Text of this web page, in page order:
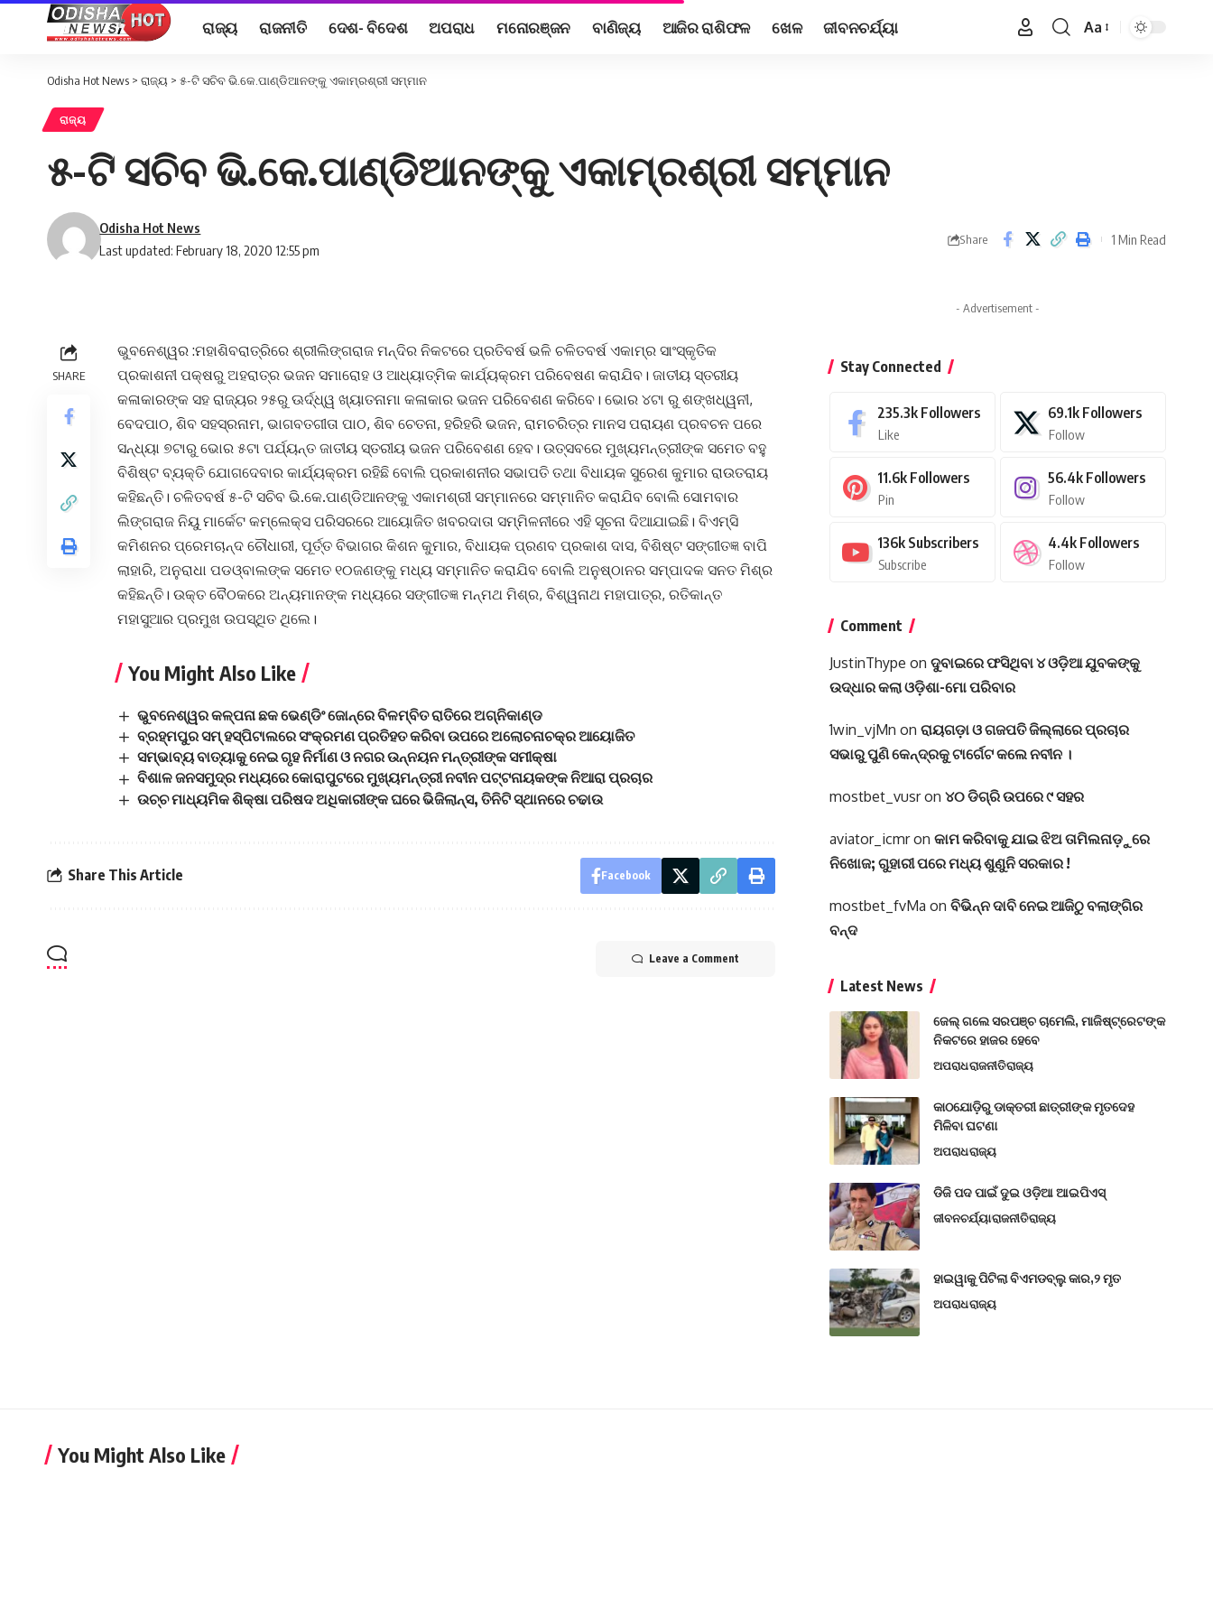
ରାଜ୍ୟ ରାଜନୀତି ଦେଶ- ବିଦେଶ ଅପରାଧ ମନୋରଞ୍ଜନ ବାଣିଜ୍ୟ ଆଜିର ରାଶିଫଳ ଖେଳ ଜୀବନଚର୍ଯ୍ୟା
Font
Aa
Odisha Hot News > ରାଜ୍ୟ > ୫-ଟି ସଚିବ ଭି.କେ.ପାଣ୍ଡିଆନଙ୍କୁ ଏକାମ୍ରଶ୍ରୀ ସମ୍ମାନ
ରାଜ୍ୟ
୫-ଟି ସଚିବ ଭି.କେ.ପାଣ୍ଡିଆନଙ୍କୁ ଏକାମ୍ରଶ୍ରୀ ସମ୍ମାନ
Last updated: February 18, 2020 12:55 pm
Odisha Hot News
Share 1 Min Read
SHARE
ଭୁବନେଶ୍ୱର :ମହାଶିବରାତ୍ରିରେ ଶ୍ରୀଲିଙ୍ଗରାଜ ମନ୍ଦିର ନିକଟରେ ପ୍ରତିବର୍ଷ ଭଳି ଚଳିତବର୍ଷ ଏକାମ୍ର ସାଂସ୍କୃତିକ
ପ୍ରକାଶନୀ ପକ୍ଷରୁ ଅହରାତ୍ର ଭଜନ ସମାରୋହ ଓ ଆଧ୍ୟାତ୍ମିକ କାର୍ଯ୍ୟକ୍ରମ ପରିବେଷଣ କରାଯିବ। ଜାତୀୟ ସ୍ତରୀୟ
କଳାକାରଙ୍କ ସହ ରାଜ୍ୟର ୨୫ରୁ ଊର୍ଦ୍ଧ୍ୱ ଖ୍ୟାତନାମା କଳାକାର ଭଜନ ପରିବେଶଣ କରିବେ। ଭୋର ୪ଟା ରୁ ଶଙ୍ଖଧ୍ୱନୀ,
ବେଦପାଠ, ଶିବ ସହସ୍ରନାମ, ଭାଗବତଗୀତା ପାଠ, ଶିବ ଚେତନା, ହରିହରି ଭଜନ, ରାମଚରିତ୍ର ମାନସ ପରାୟଣ ପ୍ରବଚନ ପରେ
ସନ୍ଧ୍ୟା ୭ଟାରୁ ଭୋର ୫ଟା ପର୍ଯ୍ୟନ୍ତ ଜାତୀୟ ସ୍ତରୀୟ ଭଜନ ପରିବେଶଣ ହେବ। ଉତ୍ସବରେ ମୁଖ୍ୟମନ୍ତ୍ରୀଙ୍କ ସମେତ ବହୁ
ବିଶିଷ୍ଟ ବ୍ୟକ୍ତି ଯୋଗଦେବାର କାର୍ଯ୍ୟକ୍ରମ ରହିଛି ବୋଲି ପ୍ରକାଶନୀର ସଭାପତି ତଥା ବିଧାୟକ ସୁରେଶ କୁମାର ରାଉତରାୟ
କହିଛନ୍ତି। ଚଳିତବର୍ଷ ୫-ଟି ସଚିବ ଭି.କେ.ପାଣ୍ଡିଆନଙ୍କୁ ଏକାମଶ୍ରୀ ସମ୍ମାନରେ ସମ୍ମାନିତ କରାଯିବ ବୋଲି ସୋମବାର
ଲିଙ୍ଗରାଜ ନିୟୁ ମାର୍କେଟ କମ୍ଲେକ୍ସ ପରିସରରେ ଆୟୋଜିତ ଖବରଦାତା ସମ୍ମିଳନୀରେ ଏହି ସୂଚନା ଦିଆଯାଇଛି। ବିଏମ୍‌ସି
କମିଶନର ପ୍ରେମଚାନ୍ଦ ଚୌଧାରୀ, ପୂର୍ତ୍ତ ବିଭାଗର କିଶନ କୁମାର, ବିଧାୟକ ପ୍ରଣବ ପ୍ରକାଶ ଦାସ, ବିଶିଷ୍ଟ ସଙ୍ଗୀତଜ୍ଞ ବାପି
ଲାହାରି, ଅନୁରାଧା ପଡଓ୍ବାଲଙ୍କ ସମେତ ୧୦ଜଣଙ୍କୁ ମଧ୍ୟ ସମ୍ମାନିତ କରାଯିବ ବୋଲି ଅନୁଷ୍ଠାନର ସମ୍ପାଦକ ସନତ ମିଶ୍ର
କହିଛନ୍ତି। ଉକ୍ତ ବୈଠକରେ ଅନ୍ୟମାନଙ୍କ ମଧ୍ୟରେ ସଙ୍ଗୀତଜ୍ଞ ମନ୍ମଥ ମିଶ୍ର, ବିଶ୍ୱନାଥ ମହାପାତ୍ର, ରତିକାନ୍ତ
ମହାସୁଆର ପ୍ରମୁଖ ଉପସ୍ଥିତ ଥିଲେ।
You Might Also Like
ଭୁବନେଶ୍ୱର କଳ୍ପନା ଛକ ଭେଣ୍ଡିଂ ଜୋନ୍‌ରେ ବିଳମ୍ବିତ ରାତିରେ ଅଗ୍ନିକାଣ୍ଡ
ବ୍ରହ୍ମପୁର ସମ୍ ହସ୍ପିଟାଲରେ ସଂକ୍ରମଣ ପ୍ରତିହତ କରିବା ଉପରେ ଅଲୋଚନାଚକ୍ର ଆୟୋଜିତ
ସମ୍ଭାବ୍ୟ ବାତ୍ୟାକୁ ନେଇ ଗୃହ ନିର୍ମାଣ ଓ ନଗର ଉନ୍ନୟନ ମନ୍ତ୍ରୀଙ୍କ ସମୀକ୍ଷା
ବିଶାଳ ଜନସମୁଦ୍ର ମଧ୍ୟରେ କୋରାପୁଟରେ ମୁଖ୍ୟମନ୍ତ୍ରୀ ନବୀନ ପଟ୍ଟନାୟକଙ୍କ ନିଆରା ପ୍ରଚାର
ଉଚ୍ଚ ମାଧ୍ୟମିକ ଶିକ୍ଷା ପରିଷଦ ଅଧିକାରୀଙ୍କ ଘରେ ଭିଜିଲାନ୍ସ, ତିନିଟି ସ୍ଥାନରେ ଚଢାଉ
Share This Article Facebook
Leave a Comment
- Advertisement -
Stay Connected
235.3k Followers
Like
69.1k Followers
Follow
11.6k Followers
Pin
56.4k Followers
Follow
136k Subscribers
Subscribe
4.4k Followers
Follow
Comment
JustinThype on ଦୁବାଇରେ ଫସିଥିବା ୪ ଓଡ଼ିଆ ଯୁବକଙ୍କୁ
ଉଦ୍ଧାର କଲା ଓଡ଼ିଶା-ମୋ ପରିବାର
1win_vjMn on ରାୟଗଡ଼ା ଓ ଗଜପତି ଜିଲ୍ଲାରେ ପ୍ରଚାର
ସଭାରୁ ପୁଣି କେନ୍ଦ୍ରକୁ ଟାର୍ଗେଟ କଲେ ନବୀନ ।
mostbet_vusron ୪୦ ଡିଗ୍ରି ଉପରେ ୯ ସହର
aviator_icmron କାମ କରିବାକୁ ଯାଇ ଝିଅ ତାମିଲନାଡ଼ୁରେ
ନିଖୋଜ; ଗୁହାରୀ ପରେ ମଧ୍ୟ ଶୁଣୁନି ସରକାର !
mostbet_fvMa on ବିଭିନ୍ନ ଦାବି ନେଇ ଆଜିଠୁ ବଲାଙ୍ଗିର
ବନ୍ଦ
Latest News
ଜେଲ୍ ଗଲେ ସରପଞ୍ଚ ଚାମେଲି, ମାଜିଷ୍ଟ୍ରେଟଙ୍କ
ନିକଟରେ ହାଜର ହେବେ
ଅପରାଧରାଜନୀତିରାଜ୍ୟ
କାଠଯୋଡ଼ିରୁ ଡାକ୍ତରୀ ଛାତ୍ରୀଙ୍କ ମୃତଦେହ
ମିଳିବା ଘଟଣା
ଅପରାଧରାଜ୍ୟ
ଡିଜି ପଦ ପାଇଁ ଦୁଇ ଓଡ଼ିଆ ଆଇପିଏସ୍
ଜୀବନଚର୍ଯ୍ୟାରାଜନୀତିରାଜ୍ୟ
ହାଇୱାକୁ ପିଟିଲା ବିଏମଡବ୍ଲୁ କାର,୨ ମୃତ
ଅପରାଧରାଜ୍ୟ
You Might Also Like